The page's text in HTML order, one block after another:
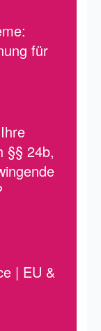
für
§§ 24b,
| EU &